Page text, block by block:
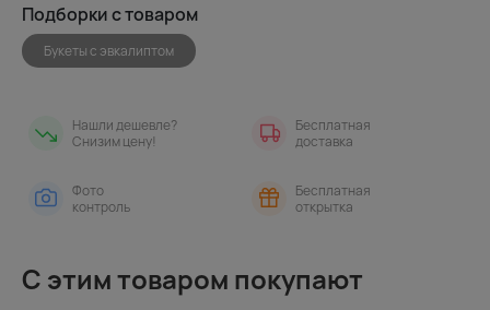
Подборки с товаром
Букеты с эвкалиптом
Нашли дешевле?
Снизим цену!
Бесплатная
доставка
Фото
контроль
Бесплатная
открытка
С этим товаром покупают